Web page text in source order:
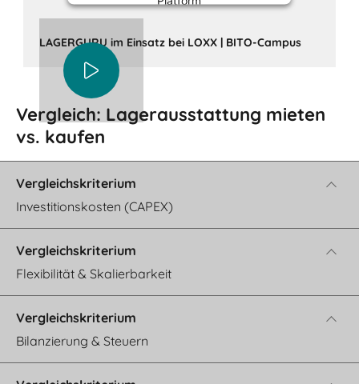
LAGERGURU im Einsatz bei LOXX | BITO-Campus
Vergleich: Lagerausstattung mieten
vs. kaufen
Investitionskosten (CAPEX)
Flexibilität & Skalierbarkeit
Bilanzierung & Steuern